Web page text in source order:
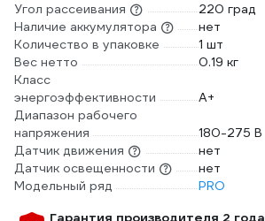
Угол рассеивания
220 град
Наличие аккумулятора
нет
Количество в упаковке
1 шт
Вес нетто
0.19 кг
Класс
энергоэффективности
A+
Диапазон рабочего
напряжения
180-275 В
Датчик движения
нет
Датчик освещенности
нет
Модельный ряд
PRO
Гарантия производителя 2 года